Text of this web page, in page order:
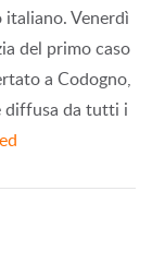
Venerdì
del primo caso
a Codogno,
diffusa da tutti i